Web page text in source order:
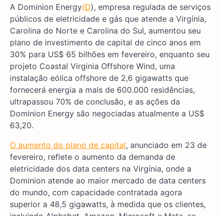
A Dominion Energy(D), empresa regulada de serviços
públicos de eletricidade e gás que atende a Virgínia,
Carolina do Norte e Carolina do Sul, aumentou seu
plano de investimento de capital de cinco anos em
30% para US$ 65 bilhões em fevereiro, enquanto seu
projeto Coastal Virginia Offshore Wind, uma
instalação eólica offshore de 2,6 gigawatts que
fornecerá energia a mais de 600.000 residências,
ultrapassou 70% de conclusão, e as ações da
Dominion Energy são negociadas atualmente a US$
63,20.
O aumento do plano de capital, anunciado em 23 de
fevereiro, reflete o aumento da demanda de
eletricidade dos data centers na Virgínia, onde a
Dominion atende ao maior mercado de data centers
do mundo, com capacidade contratada agora
superior a 48,5 gigawatts, à medida que os clientes,